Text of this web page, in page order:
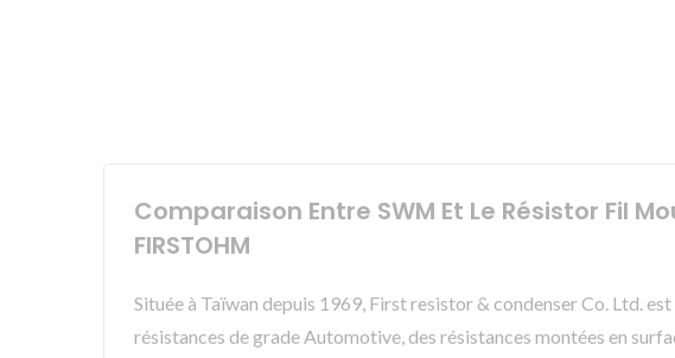
Comparaison Entre SWM Et Le Résistor Fil
FIRSTOHM
Située à Taïwan depuis 1969, First resistor & condenser Co. Ltd.
résistances de grade Automotive, des résistances montées en